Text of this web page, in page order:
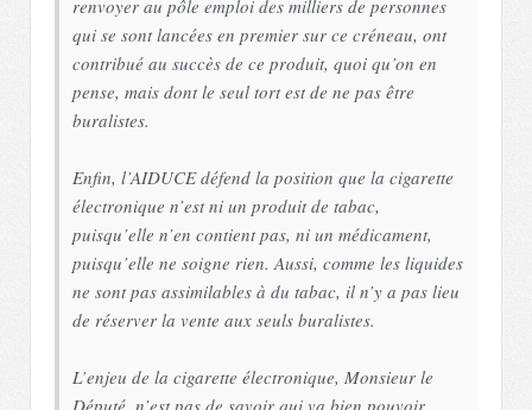
renvoyer au pôle emploi des milliers de personnes
qui se sont lancées en premier sur ce créneau, ont
contribué au succès de ce produit, quoi qu’on en
pense, mais dont le seul tort est de ne pas être
buralistes.
Enfin, l’AIDUCE défend la position que la cigarette
électronique n’est ni un produit de tabac,
puisqu’elle n’en contient pas, ni un médicament,
puisqu’elle ne soigne rien. Aussi, comme les liquides
ne sont pas assimilables à du tabac, il n’y a pas lieu
de réserver la vente aux seuls buralistes.
L’enjeu de la cigarette électronique, Monsieur le
Député, n’est pas de savoir qui va bien pouvoir